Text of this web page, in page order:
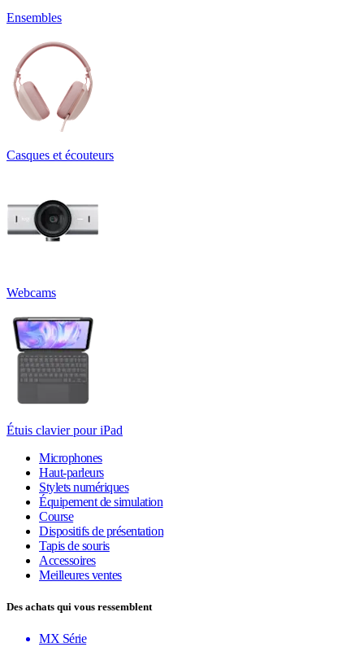
Ensembles
Casques et écouteurs
Webcams
Étuis clavier pour iPad
Microphones
Haut-parleurs
Stylets numériques
Équipement de simulation
Course
Dispositifs de présentation
Tapis de souris
Accessoires
Meilleures ventes
Des achats qui vous ressemblent
MX Série